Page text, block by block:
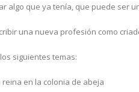
algo que ya tenía, que puede ser
una nueva profesión como
siguientes temas:
en la colonia de abeja